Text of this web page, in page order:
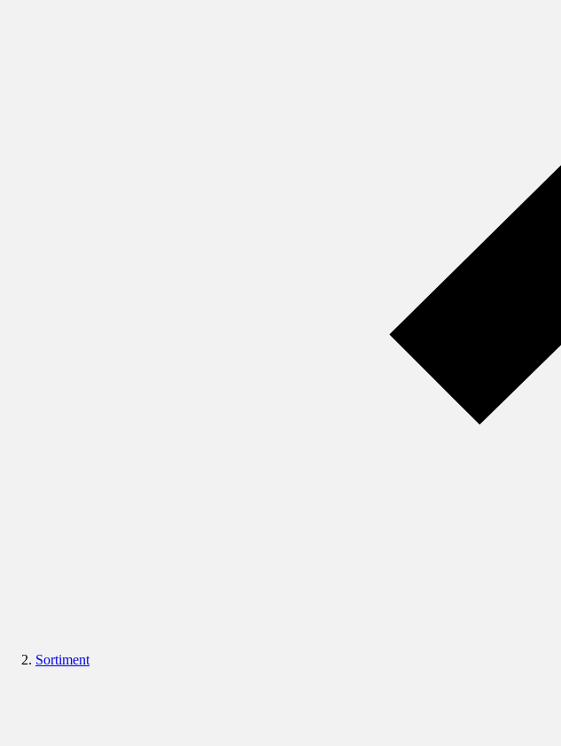
Sortiment